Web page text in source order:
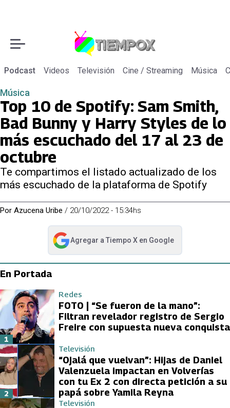
Podcast Videos Televisión Cine / Streaming Música
Música
Top 10 de Spotify: Sam Smith,
Bad Bunny y Harry Styles de lo
más escuchado del 17 al 23 de
octubre
Te compartimos el listado actualizado de los
más escuchado de la plataforma de Spotify
Por Azucena Uribe / 20/10/2022 - 15:34hs
Agregar a Tiempo Xen Google
abre en nueva pestaña
En Portada
Redes
FOTO | “Se fueron de la mano”:
Filtran revelador registro de Sergio
Freire con supuesta nueva conquista
1
Televisión
“Ojalá que vuelvan”: Hijas de Daniel
Valenzuela impactan en Volverías
con tu Ex 2 con directa petición a su
papá sobre Yamila Reyna
2
Televisión